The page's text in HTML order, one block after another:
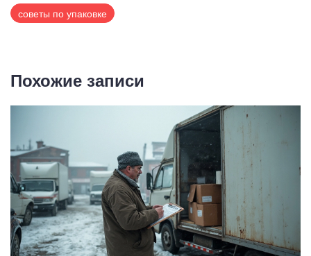
советы по упаковке
Похожие записи